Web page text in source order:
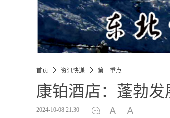
首页 资讯快递 第一重点
康铂酒店：蓬勃
2024-10-08 21:30